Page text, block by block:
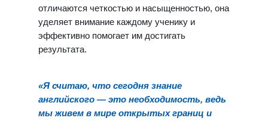
отличаются четкостью и насыщенностью, она
уделяет внимание каждому ученику и
эффективно помогает им достигать
результата.
«Я считаю, что сегодня знание
английского — это необходимость, ведь
мы живем в мире открытых границ и